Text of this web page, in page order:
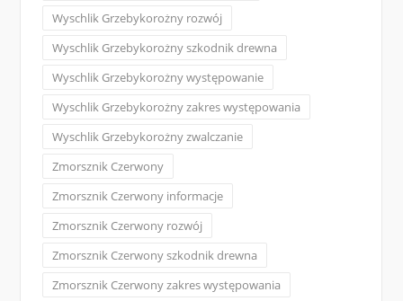
Wyschlik Grzebykorożny rozwój
Wyschlik Grzebykorożny szkodnik drewna
Wyschlik Grzebykorożny występowanie
Wyschlik Grzebykorożny zakres występowania
Wyschlik Grzebykorożny zwalczanie
Zmorsznik Czerwony
Zmorsznik Czerwony informacje
Zmorsznik Czerwony rozwój
Zmorsznik Czerwony szkodnik drewna
Zmorsznik Czerwony zakres występowania